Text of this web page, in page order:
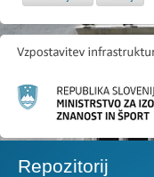
Repozitorij